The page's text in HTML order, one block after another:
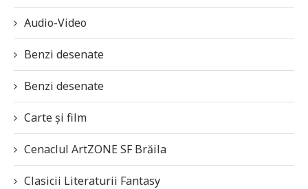
Audio-Video
Benzi desenate
Benzi desenate
Carte și film
Cenaclul ArtZONE SF Brăila
Clasicii Literaturii Fantasy